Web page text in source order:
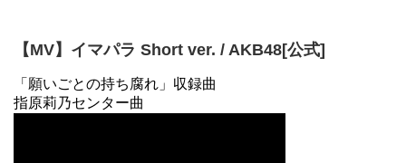
【MV】イマパラ Short ver. / AKB48[公式]
「願いごとの持ち腐れ」収録曲
指原莉乃センター曲